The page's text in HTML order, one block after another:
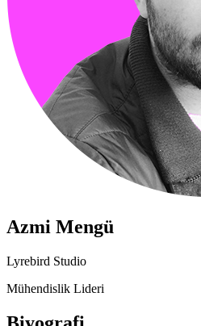
Azmi Mengü
Lyrebird Studio
Mühendislik Lideri